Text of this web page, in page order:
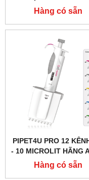
MICROLIT HÃNG
ĐỨC
Hàng có sẵn
PIPET4U PRO 12
- 10 MICROLIT HÃNG
ĐỨC
Hàng có sẵn